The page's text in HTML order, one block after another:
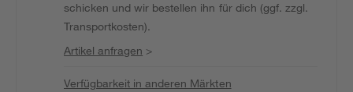
schicken und wir bestellen ihn für dich (ggf. zzgl.
Transportkosten).
Artikel anfragen >
Verfügbarkeit in anderen Märkten